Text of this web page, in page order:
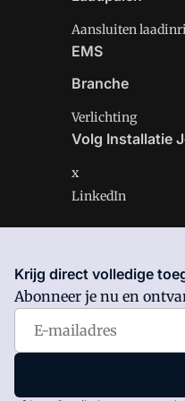
Aansluiten
EMS
Branche
Verlichting
Volg Installatie
x
LinkedIn
Installatie Journaal
Voorwaardenen
Krijg direct volledige
Abonneer je nu en